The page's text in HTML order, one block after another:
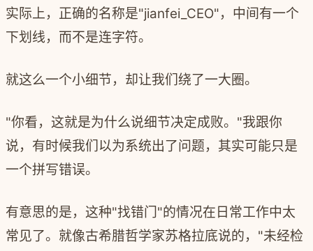
实际上，正确的名称是"jianfei_CEO"，中间有一个
下划线，而不是连字符。
就这么一个小细节，却让我们绕了一大圈。
"你看，这就是为什么说细节决定成败。"我跟你
说，有时候我们以为系统出了问题，其实可能只是
一个拼写错误。
有意思的是，这种"找错门"的情况在日常工作中太
常见了。就像古希腊哲学家苏格拉底说的，"未经检